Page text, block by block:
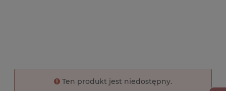
Ten produkt jest niedostępny.